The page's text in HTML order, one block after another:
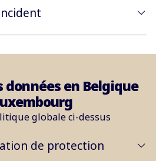
données en Belgique
globale ci-dessus
de protection